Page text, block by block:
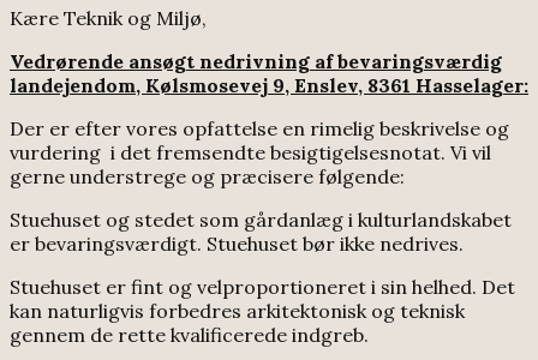
Kære Teknik og Miljø,
Vedrørende ansøgt nedrivning af bevaringsværdig
landejendom, Kølsmosevej 9, Enslev, 8361 Hasselager:
Der er efter vores opfattelse en rimelig beskrivelse og
vurdering i det fremsendte besigtigelsesnotat. Vi vil
gerne understrege og præcisere følgende:
Stuehuset og stedet som gårdanlæg i kulturlandskabet
er bevaringsværdigt. Stuehuset bør ikke nedrives.
Stuehuset er fint og velproportioneret i sin helhed. Det
kan naturligvis forbedres arkitektonisk og teknisk
gennem de rette kvalificerede indgreb.